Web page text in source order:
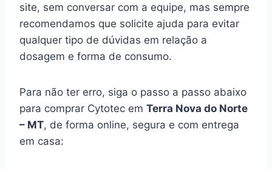
site, sem conversar com a equipe, mas sempre
recomendamos que solicite ajuda para evitar
qualquer tipo de dúvidas em relação a
dosagem e forma de consumo.
Para não ter erro, siga o passo a passo abaixo
para comprar Cytotec em Terra Nova do Norte
– MT, de forma online, segura e com entrega
em casa: